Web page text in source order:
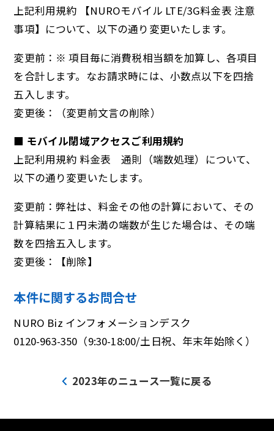
上記利用規約 【NUROモバイル LTE/3G料金表 注意
事項】について、以下の通り変更いたします。
変更前：※ 項目毎に消費税相当額を加算し、各項目
を合計します。なお請求時には、小数点以下を四捨
五入します。
変更後：（変更前文言の削除）
■ モバイル閉域アクセスご利用規約
上記利用規約 料金表 通則（端数処理）について、
以下の通り変更いたします。
変更前：弊社は、料金その他の計算において、その
計算結果に１円未満の端数が生じた場合は、その端
数を四捨五入します。
変更後：【削除】
本件に関するお問合せ
NURO Biz インフォメーションデスク
0120-963-350（9:30-18:00/土日祝、年末年始除く）
2023年のニュース一覧に戻る